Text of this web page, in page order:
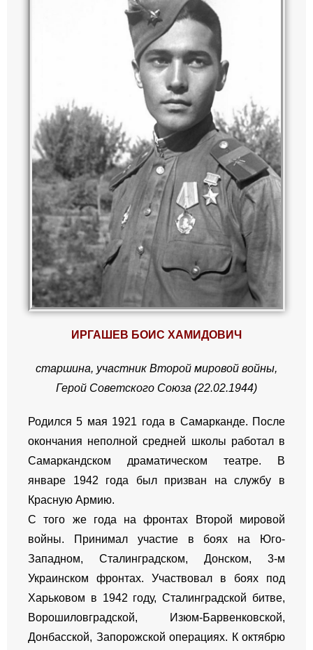
ИРГАШЕВ БОИС ХАМИДОВИЧ
старшина, участник Второй мировой войны,
Герой Советского Союза (22.02.1944)
Родился 5 мая 1921 года в Самарканде. После
окончания неполной средней школы работал в
Самаркандском драматическом театре. В
январе 1942 года был призван на службу в
Красную Армию.
С того же года на фронтах Второй мировой
войны. Принимал участие в боях на Юго-
Западном, Сталинградском, Донском, 3-м
Украинском фронтах. Участвовал в боях под
Харьковом в 1942 году, Сталинградской битве,
Ворошиловградской, Изюм-Барвенковской,
Донбасской, Запорожской операциях. К октябрю